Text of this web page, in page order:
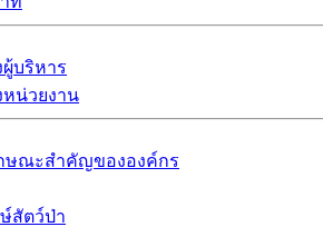
บริหาร
หน่วยงาน
ษณะสำคัญขององค์กร
สัตว์ป่า